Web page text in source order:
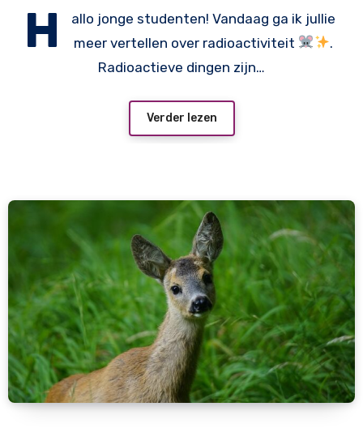
H
allo jonge studenten! Vandaag ga ik jullie
meer vertellen over radioactiviteit
.
Radioactieve dingen zijn…
Verder lezen